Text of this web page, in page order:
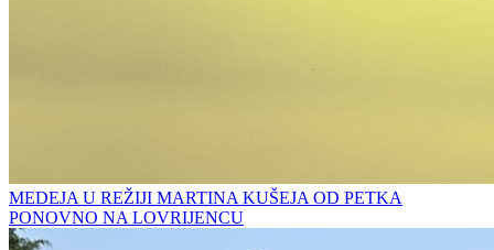
MEDEJA U REŽIJI MARTINA KUŠEJA OD PETKA
PONOVNO NA LOVRIJENCU